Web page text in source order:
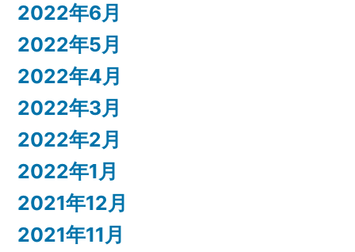
2022年6月
2022年5月
2022年4月
2022年3月
2022年2月
2022年1月
2021年12月
2021年11月